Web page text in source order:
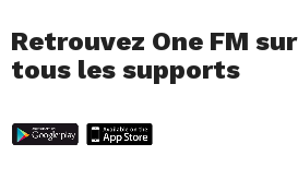
Retrouvez One FM sur
tous les supports